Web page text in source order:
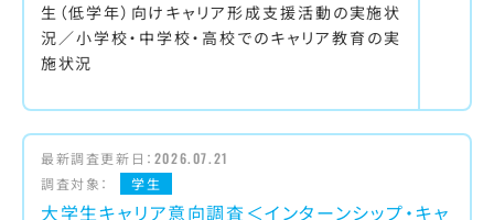
生（低学年）向けキャリア形成支援活動の実施状
況／小学校・中学校・高校でのキャリア教育の実
施状況
最新調査更新日： 2026.07.21
調査対象：
学生
大学生キャリア意向調査＜インターンシップ・キャ